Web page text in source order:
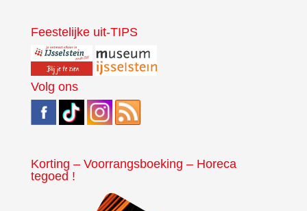
Feestelijke uit-TIPS
Volg ons
Korting – Voorrangsboeking – Horeca
tegoed !